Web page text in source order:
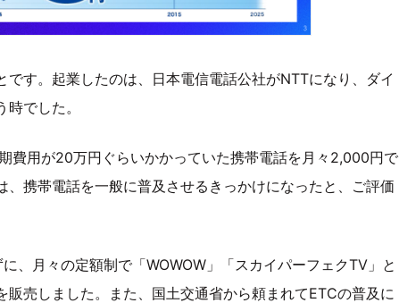
す。起業したのは、日本電信電話公社がNTTになり、ダイ
でした。
費用が20万円ぐらいかかっていた携帯電話を月々2,000円で
携帯電話を一般に普及させるきっかけになったと、ご評価
、月々の定額制で「WOWOW」「スカイパーフェクTV」と
売しました。また、国土交通省から頼まれてETCの普及に